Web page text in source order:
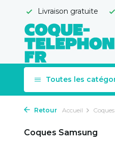
Livraison gratuite
Toutes les
Retour Accueil
Coques Samsung